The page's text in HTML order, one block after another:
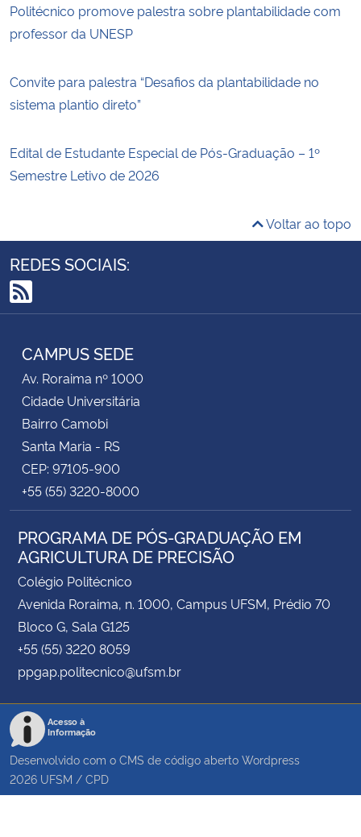
Politécnico promove palestra sobre plantabilidade com
professor da UNESP
Convite para palestra “Desafios da plantabilidade no
sistema plantio direto”
Edital de Estudante Especial de Pós-Graduação – 1º
Semestre Letivo de 2026
Voltar ao topo
REDES SOCIAIS:
RSS
CAMPUS SEDE
Av. Roraima nº 1000
Cidade Universitária
Bairro Camobi
Santa Maria - RS
CEP: 97105-900
+55 (55) 3220-8000
PROGRAMA DE PÓS-GRADUAÇÃO EM
AGRICULTURA DE PRECISÃO
Colégio Politécnico
Avenida Roraima, n. 1000, Campus UFSM, Prédio 70
Bloco G, Sala G125
+55 (55) 3220 8059
ppgap.politecnico@ufsm.br
Acesso à
Informação
Desenvolvido com o CMS de código aberto Wordpress
2026 UFSM / CPD